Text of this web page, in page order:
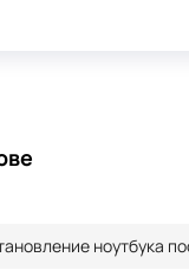
ноутбука